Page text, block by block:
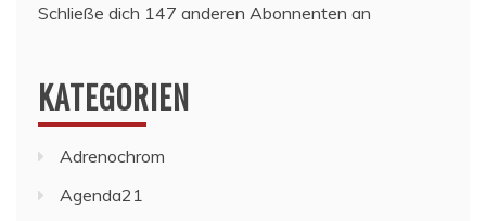
Schließe dich 147 anderen Abonnenten an
KATEGORIEN
Adrenochrom
Agenda21